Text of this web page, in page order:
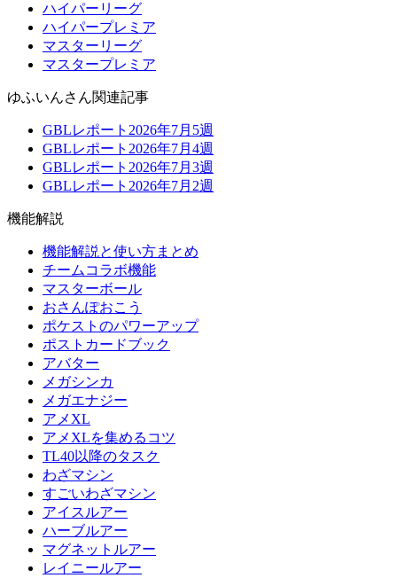
ハイパーリーグ
ハイパープレミア
マスターリーグ
マスタープレミア
ゆふいんさん関連記事
GBLレポート2026年7月5週
GBLレポート2026年7月4週
GBLレポート2026年7月3週
GBLレポート2026年7月2週
機能解説
機能解説と使い方まとめ
チームコラボ機能
マスターボール
おさんぽおこう
ポケストのパワーアップ
ポストカードブック
アバター
メガシンカ
メガエナジー
アメXL
アメXLを集めるコツ
TL40以降のタスク
わざマシン
すごいわざマシン
アイスルアー
ハーブルアー
マグネットルアー
レイニールアー